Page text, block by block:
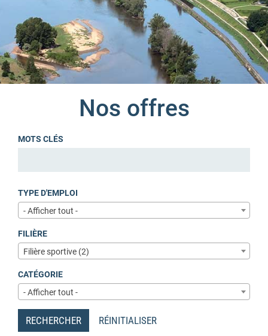
Nos offres
MOTS CLÉS
TYPE D'EMPLOI
- Afficher tout -
FILIÈRE
Filière sportive (2)
CATÉGORIE
- Afficher tout -
RECHERCHER RÉINITIALISER